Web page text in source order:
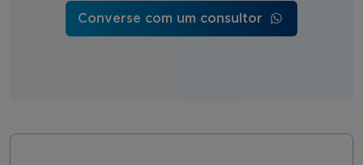
Converse com um consultor